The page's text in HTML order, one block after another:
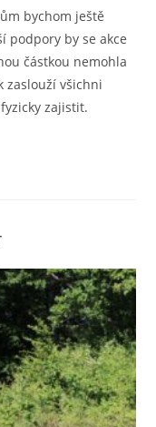
bychom ještě
podpory by se akce
částkou nemohla
zaslouží všichni
zajistit.